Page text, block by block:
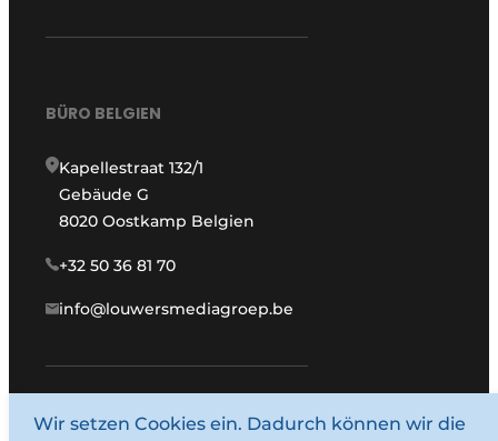
BÜRO BELGIEN
Kapellestraat 132/1
Gebäude G
8020 Oostkamp Belgien
+32 50 36 81 70
info@louwersmediagroep.be
www.louwersmediagroep.com
Wir setzen Cookies ein. Dadurch können wir die